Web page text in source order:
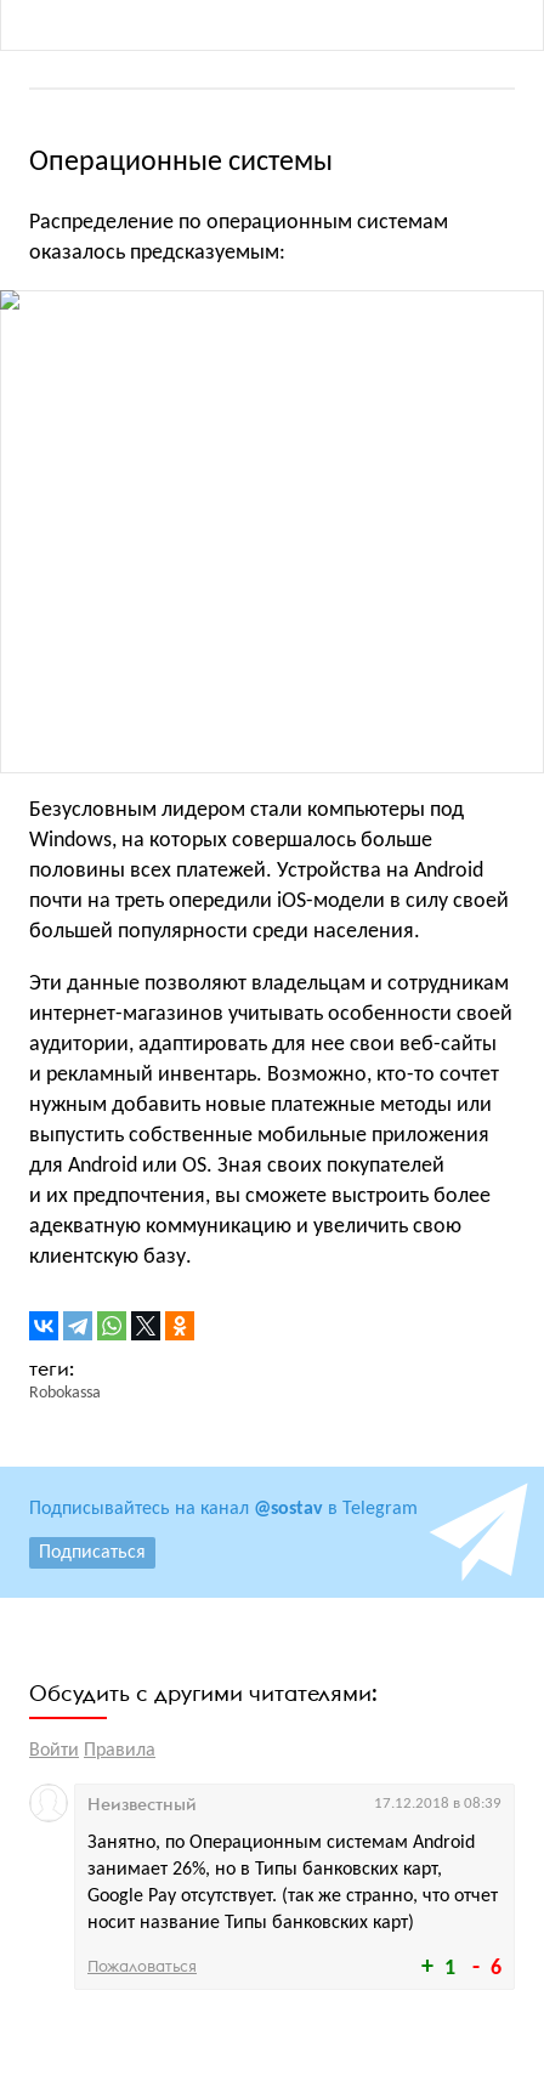
Операционные системы
Распределение по операционным системам
оказалось предсказуемым:
Безусловным лидером стали компьютеры под
Windows, на которых совершалось больше
половины всех платежей. Устройства на Android
почти на треть опередили iOS-модели в силу своей
большей популярности среди населения.
Эти данные позволяют владельцам и сотрудникам
интернет-магазинов учитывать особенности своей
аудитории, адаптировать для нее свои веб-сайты
и рекламный инвентарь. Возможно, кто-то сочтет
нужным добавить новые платежные методы или
выпустить собственные мобильные приложения
для Android или OS. Зная своих покупателей
и их предпочтения, вы сможете выстроить более
адекватную коммуникацию и увеличить свою
клиентскую базу.
Robokassa
Подписывайтесь на канал @sostav в Telegram
Подписаться
Обсудить с другими читателями:
Войти Правила
1 6
Занятно, по Операционным системам Android
занимает 26%, но в Типы банковских карт,
Google Pay отсутствует. (так же странно, что отчет
носит название Типы банковских карт)
Неизвестный 17.12.2018 в 08:39
Пожаловаться